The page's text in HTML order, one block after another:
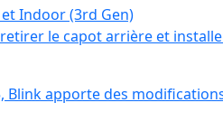
Indoor (3rd Gen)
le capot arrière et
Blink apporte des